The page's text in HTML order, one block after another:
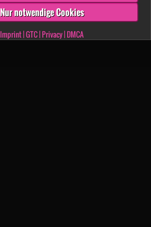
Nur notwendige Cookies
Imprint|GTC|Privacy|DMCA